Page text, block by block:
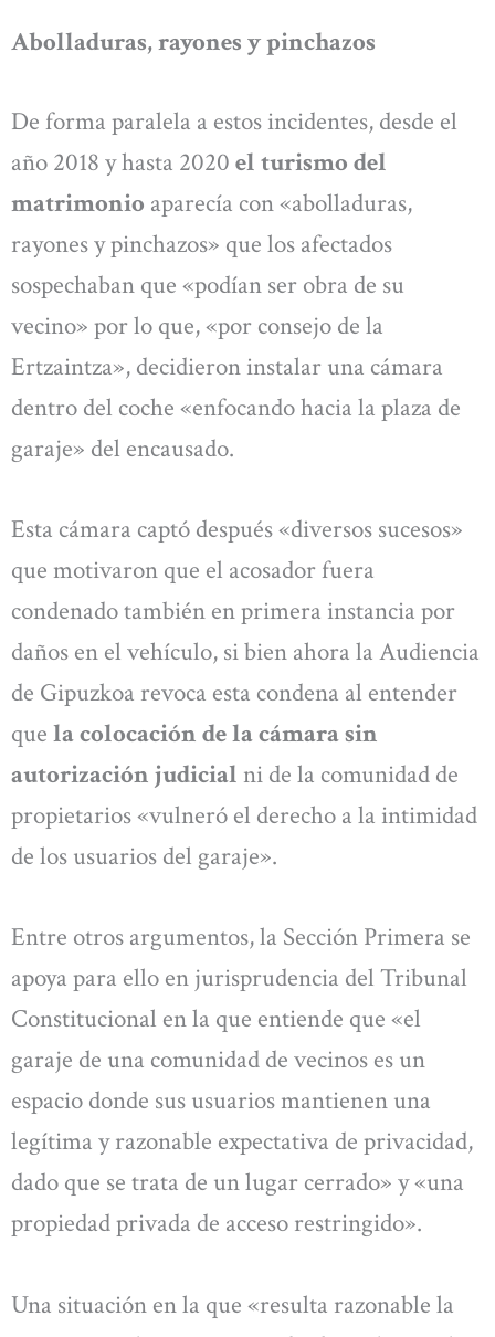
Abolladuras, rayones y pinchazos
De forma paralela a estos incidentes, desde el
año 2018 y hasta 2020 el turismo del
matrimonio aparecía con «abolladuras,
rayones y pinchazos» que los afectados
sospechaban que «podían ser obra de su
vecino» por lo que, «por consejo de la
Ertzaintza», decidieron instalar una cámara
dentro del coche «enfocando hacia la plaza de
garaje» del encausado.
Esta cámara captó después «diversos sucesos»
que motivaron que el acosador fuera
condenado también en primera instancia por
daños en el vehículo, si bien ahora la Audiencia
de Gipuzkoa revoca esta condena al entender
que la colocación de la cámara sin
autorización judicial ni de la comunidad de
propietarios «vulneró el derecho a la intimidad
de los usuarios del garaje».
Entre otros argumentos, la Sección Primera se
apoya para ello en jurisprudencia del Tribunal
Constitucional en la que entiende que «el
garaje de una comunidad de vecinos es un
espacio donde sus usuarios mantienen una
legítima y razonable expectativa de privacidad,
dado que se trata de un lugar cerrado» y «una
propiedad privada de acceso restringido».
Una situación en la que «resulta razonable la